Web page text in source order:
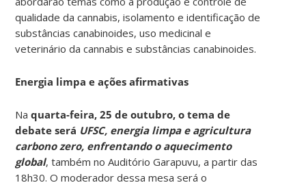
qualidade da cannabis, isolamento e identificação de
substâncias canabinoides, uso medicinal e
veterinário da cannabis e substâncias canabinoides.
Energia limpa e ações afirmativas
Naquarta-feira, 25 de outubro, o tema de
debate será UFSC, energia limpa e agricultura
carbono zero, enfrentando o aquecimento
global, também no Auditório Garapuvu, a partir das
18h30. O moderador dessa mesa será o